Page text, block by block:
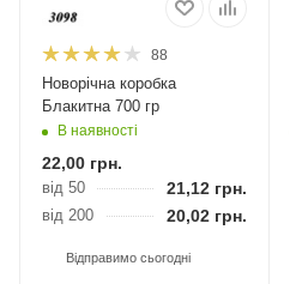
88
Новорічна коробка
Блакитна 700 гр
В наявності
22,00 грн.
від 50 21,12 грн.
від 200 20,02 грн.
Відправимо сьогодні